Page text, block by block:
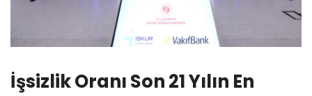
İşsizlik Oranı Son 21 Yılın En